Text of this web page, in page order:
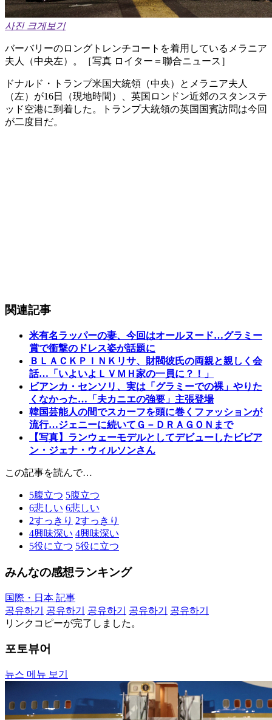
사진 크게보기
バーバリーのロングトレンチコートを着用しているメラニア
夫人（中央左）。［写真 ロイター＝聯合ニュース］
ドナルド・トランプ米国大統領（中央）とメラニア夫人
（左）が16日（現地時間）、英国ロンドン近郊のスタンステ
ッド空港に到着した。トランプ大統領の英国国賓訪問は今回
が二度目だ。
関連記事
米有名ラッパーの妻、今回はオールヌード…グラミー
賞で衝撃のドレス姿が話題に
ＢＬＡＣＫＰＩＮＫリサ、財閥彼氏の両親と親しく会
話…「いよいよＬＶＭＨ家の一員に？！」
ビアンカ・センソリ、実は「グラミーでの裸」やりた
くなかった…「夫カニエの強要」主張登場
韓国芸能人の間でスカーフを頭に巻くファッションが
流行…ジェニーに続いてＧ－ＤＲＡＧＯＮまで
【写真】ランウェーモデルとしてデビューしたビビア
ン・ジェナ・ウィルソンさん
この記事を読んで…
5腹立つ 5腹立つ
6悲しい 6悲しい
2すっきり 2すっきり
4興味深い 4興味深い
5役に立つ 5役に立つ
みんなの感想ランキング
国際・日本 記事
공유하기
공유하기 공유하기 공유하기
공유하기
リンクコピーが完了しました。
포토뷰어
뉴스 메뉴 보기